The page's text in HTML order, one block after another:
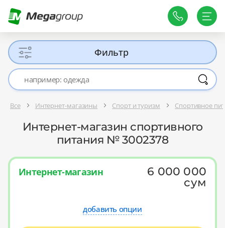
Фильтр
Все Интернет-магазины Спорт и туризм Спортивное
Интернет-магазин спортивного
питания № 3002378
Интернет-магазин
6 000 000
сум
добавить опции